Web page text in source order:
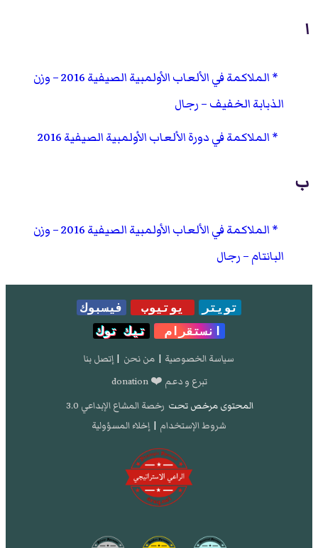
ا
الملاكمة في الألعاب الأولمبية الصيفية 2016 – وزن
الذبابة الخفيف – رجال
الملاكمة في دورة الألعاب الأولمبية الصيفية 2016
ب
الملاكمة في الألعاب الأولمبية الصيفية 2016 – وزن
البانتام – رجال
تويتر يوتيوب
فيسبوك
انستقرام
تيك توك
سياسة الخصوصية | من نحن | إتصل بنا
تبرع و دعم ❤️ donation
المحتوى مرخص تحت رخصة المشاع الإبداعي 3.0
شروط الإستخدام | إخلاء المسؤولية